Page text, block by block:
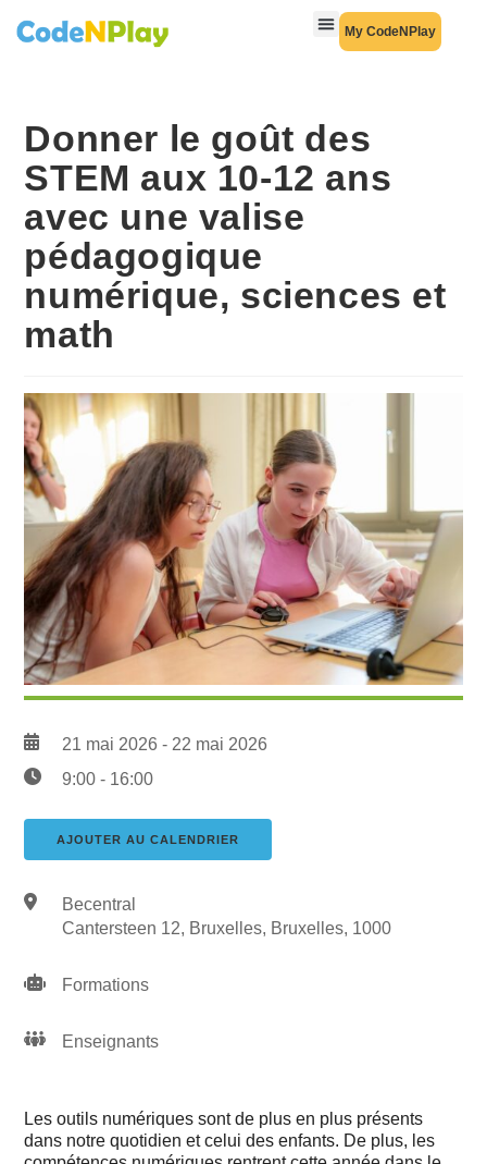
My CodeNPlay
Donner le goût des
STEM aux 10-12 ans
avec une valise
pédagogique
numérique, sciences et
math
21 mai 2026 - 22 mai 2026
9:00 - 16:00
AJOUTER AU CALENDRIER
Becentral
Cantersteen 12, Bruxelles, Bruxelles, 1000
Formations
Enseignants
Les outils numériques sont de plus en plus présents
dans notre quotidien et celui des enfants. De plus, les